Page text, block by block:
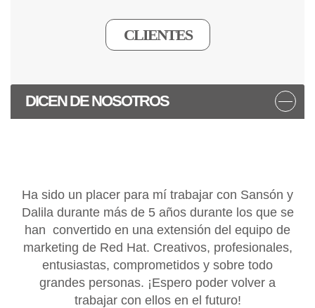
CLIENTES
DICEN DE NOSOTROS
Ha sido un placer para mí trabajar con Sansón y
Dalila durante más de 5 años durante los que se
han convertido en una extensión del equipo de
marketing de Red Hat. Creativos, profesionales,
entusiastas, comprometidos y sobre todo
grandes personas. ¡Espero poder volver a
trabajar con ellos en el futuro!